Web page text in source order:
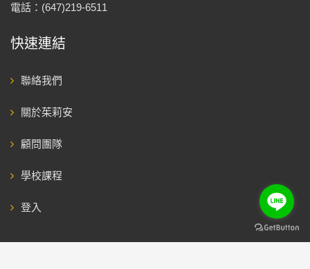
電話：(647)219-6511
快速連結
聯絡我們
關於茱莉安
顧問團隊
學校課程
登入